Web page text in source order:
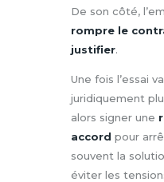
De son côté,
rompre le
justifier.
Une fois l’essai
juridiquement
alors signer une
accord pour
souvent la
éviter les